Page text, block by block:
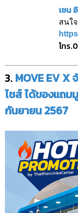
เชน
สนใ
โทร
3. MOVE EV X
ไชส์ ได้ของแถ
กันยายน 2567